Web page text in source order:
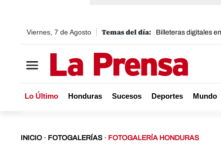
Viernes, 7 de Agosto Billeteras digitales
Lo Último Honduras Sucesos Deportes Mundo
INICIO · FOTOGALERÍAS · FOTOGALERÍA HONDURAS